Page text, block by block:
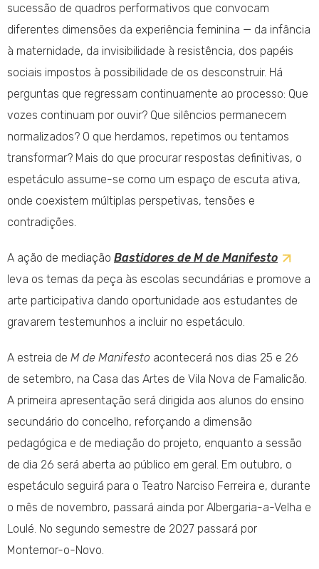
sucessão de quadros performativos que convocam
diferentes dimensões da experiência feminina — da infância
à maternidade, da invisibilidade à resistência, dos papéis
sociais impostos à possibilidade de os desconstruir. Há
perguntas que regressam continuamente ao processo: Que
vozes continuam por ouvir? Que silêncios permanecem
normalizados? O que herdamos, repetimos ou tentamos
transformar? Mais do que procurar respostas definitivas, o
espetáculo assume-se como um espaço de escuta ativa,
onde coexistem múltiplas perspetivas, tensões e
contradições.
A ação de mediação Bastidores de M de Manifesto
leva os temas da peça às escolas secundárias e promove a
arte participativa dando oportunidade aos estudantes de
gravarem testemunhos a incluir no espetáculo.
A estreia de M de Manifesto acontecerá nos dias 25 e 26
de setembro, na Casa das Artes de Vila Nova de Famalicão.
A primeira apresentação será dirigida aos alunos do ensino
secundário do concelho, reforçando a dimensão
pedagógica e de mediação do projeto, enquanto a sessão
de dia 26 será aberta ao público em geral. Em outubro, o
espetáculo seguirá para o Teatro Narciso Ferreira e, durante
o mês de novembro, passará ainda por Albergaria-a-Velha e
Loulé. No segundo semestre de 2027 passará por
Montemor-o-Novo.